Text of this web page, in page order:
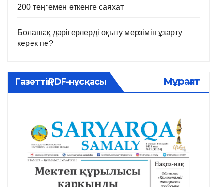
200 теңгемен өткенге саяхат
Болашақ дәрігерлерді оқыту мерзімін ұзарту
керек пе?
Газеттің PDF-нұсқасы Мұрағат